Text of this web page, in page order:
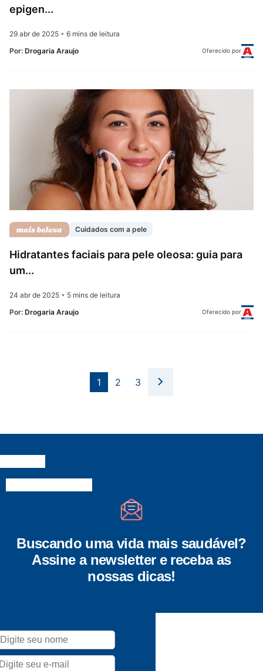
epigen...
29 abr de 2025 • 6 mins de leitura
Por: Drogaria Araujo Oferecido por
Cuidados com a pele
Hidratantes faciais para pele oleosa: guia para
um...
24 abr de 2025 • 5 mins de leitura
Por: Drogaria Araujo Oferecido por
1 2 3
Buscando uma vida mais saudável?
Assine a newsletter e receba as
nossas dicas!